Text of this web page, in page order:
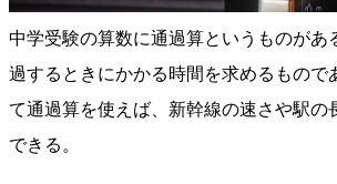
中学受験の算数に通過算というものがあ
過するときにかかる時間を求めるもので
て通過算を使えば、新幹線の速さや駅の
できる。